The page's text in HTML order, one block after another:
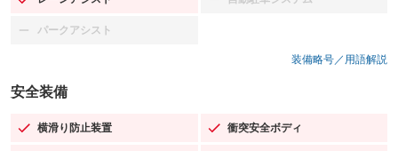
：装備あり ：装備なし
パークアシスト
：装備なし
装備略号／用語解説
安全装備
横滑り防止装置
：装備あり 衝突安全ボディ
：装備あり